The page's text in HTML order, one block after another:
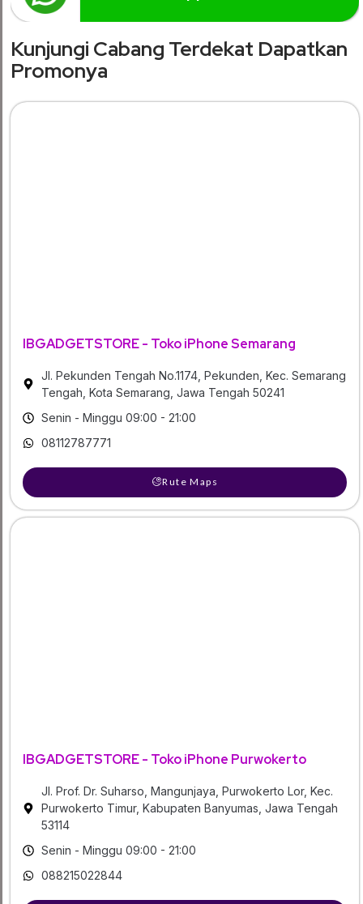
Kunjungi Cabang Terdekat Dapatkan
Promonya
IBGADGETSTORE - Toko iPhone Semarang
Jl. Pekunden Tengah No.1174, Pekunden, Kec. Semarang
Tengah, Kota Semarang, Jawa Tengah 50241
Senin - Minggu 09:00 - 21:00
08112787771
Rute Maps
IBGADGETSTORE - Toko iPhone Purwokerto
Jl. Prof. Dr. Suharso, Mangunjaya, Purwokerto Lor, Kec.
Purwokerto Timur, Kabupaten Banyumas, Jawa Tengah
53114
Senin - Minggu 09:00 - 21:00
088215022844